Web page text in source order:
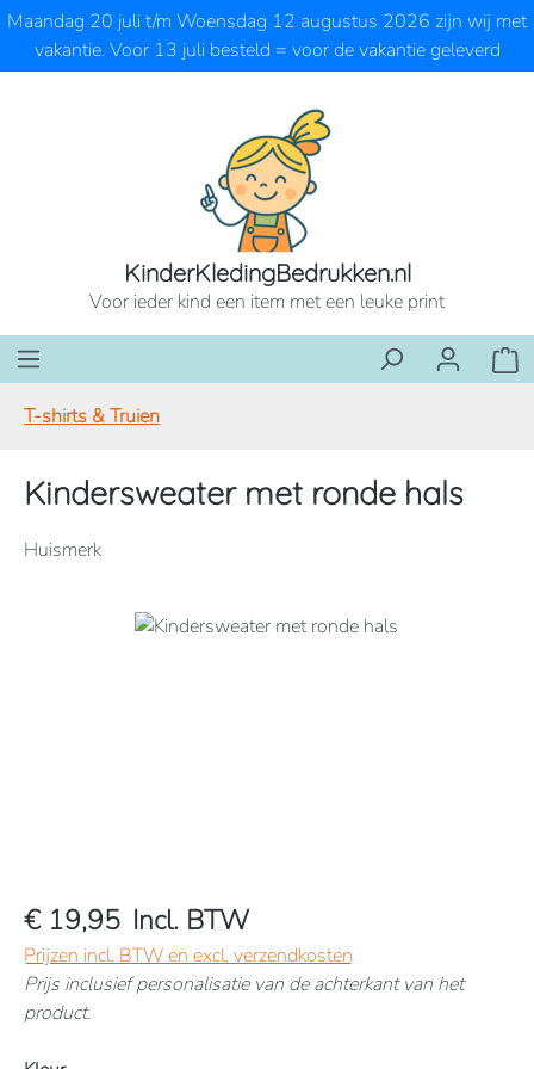
Ga naar de hoofdinhoud
Maandag 20 juli t/m Woensdag 12 augustus 2026 zijn wij met
vakantie. Voor 13 juli besteld = voor de vakantie geleverd
KinderKledingBedrukken.nl
Voor ieder kind een item met een leuke print
T-shirts & Truien
Kindersweater met ronde hals
Huismerk
Afbeeldingengalerij overslaan
€ 19,95 Incl. BTW
Prijzen incl. BTW en excl. verzendkosten
Prijs inclusief personalisatie van de achterkant van het
product.